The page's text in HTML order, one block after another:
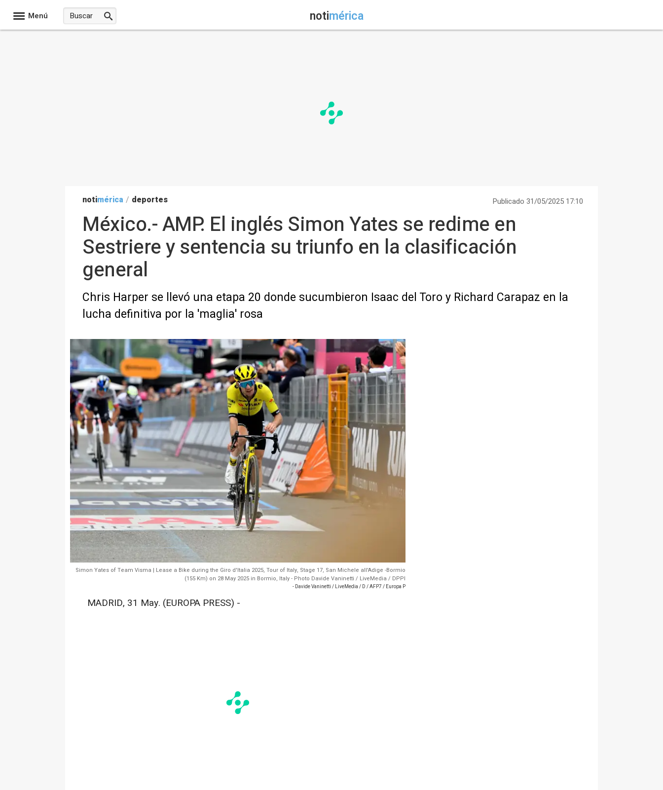
Menú notimérica
notimérica / deportes Publicado 31/05/2025 17:10
México.- AMP. El inglés Simon Yates se redime en
Sestriere y sentencia su triunfo en la clasificación
general
Chris Harper se llevó una etapa 20 donde sucumbieron Isaac del Toro y Richard Carapaz en la
lucha definitiva por la 'maglia' rosa
Simon Yates of Team Visma | Lease a Bike during the Giro d'Italia 2025, Tour of Italy, Stage 17, San Michele all'Adige -Bormio
(155 Km) on 28 May 2025 in Bormio, Italy - Photo Davide Vaninetti / LiveMedia / DPPI
- Davide Vaninetti / LiveMedia / D / AFP7 / Europa P
MADRID, 31 May. (EUROPA PRESS) -